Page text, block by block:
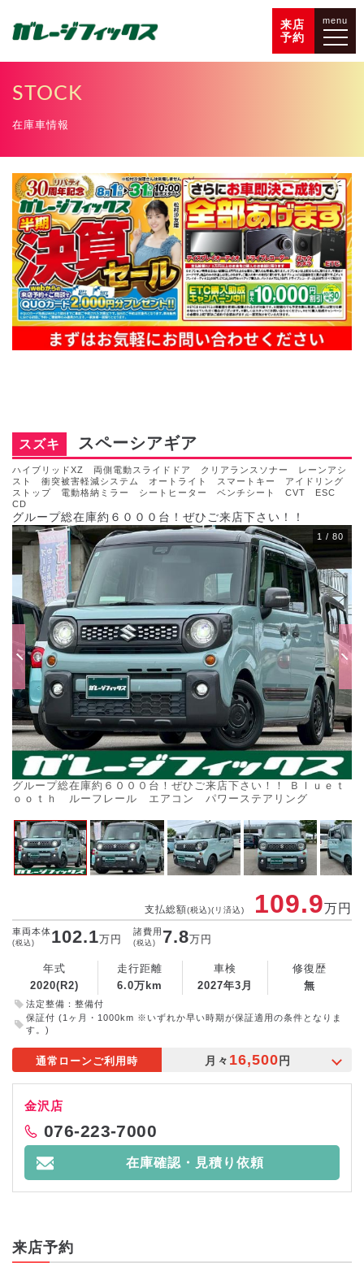
来店
予約
menu
STOCK
在庫車情報
スズキ スペーシアギア
ハイブリッドXZ 両側電動スライドドア クリアランスソナー レーンアシ
スト 衝突被害軽減システム オートライト スマートキー アイドリング
ストップ 電動格納ミラー シートヒーター ベンチシート CVT ESC
CD
グループ総在庫約６０００台！ぜひご来店下さい！！
グループ総在庫約６０００台！ぜひご来店下さい！！ Ｂｌｕｅｔ
ｏｏｔｈ ルーフレール エアコン パワーステアリング
1 / 80
支払総額(税込)(リ済込) 109.9万円
車両本体
(税込) 102.1万円
諸費用
(税込) 7.8万円
法定整備：整備付
保証付 (1ヶ月・1000km ※いずれか早い時期が保証適用の条件となりま
す。)
年式
2020(R2)
走行距離
6.0万km
車検
2027年3月
修復歴
無
通常ローンご利用時 月々 16,500 円
金沢店
076-223-7000
在庫確認・見積り依頼
来店予約